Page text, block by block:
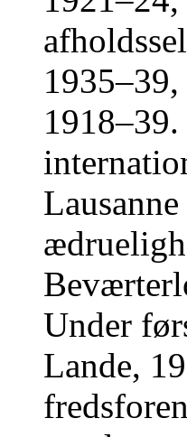
1918–39.
Under
Lande,